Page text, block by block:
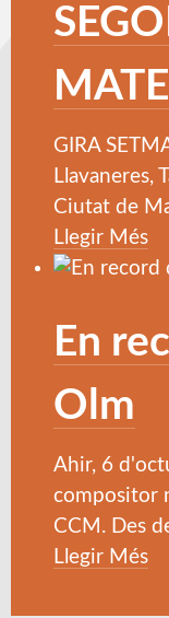
GIRA
Llavaneres,
Ciutat de
Llegir Més
En
Olm
Ahir, 6
compositor
CCM. Des
Llegir Més